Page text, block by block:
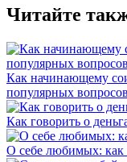
Читайте
Как начинающему
популярных
Как говорить о
О себе любимых: как